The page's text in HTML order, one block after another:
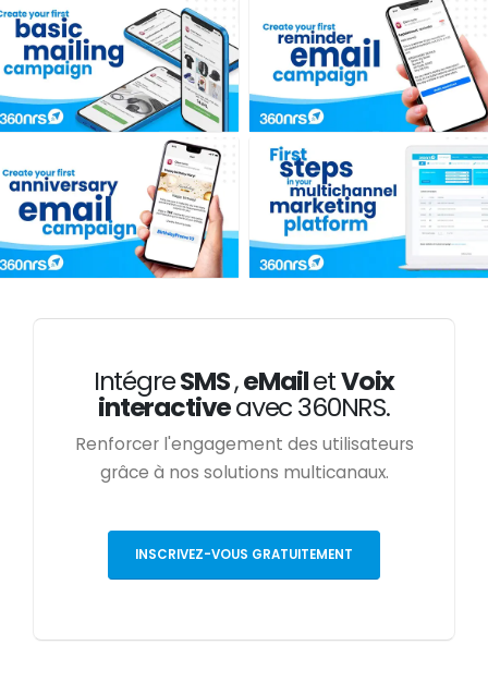
IntégreSMS,eMailetVoix
interactiveavec 360NRS.
Renforcer l'engagement des utilisateurs
grâce à nos solutions multicanaux.
INSCRIVEZ-VOUS GRATUITEMENT